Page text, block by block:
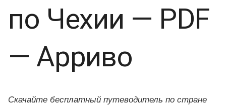
по Чехии — PDF
— Арриво
Скачайте бесплатный путеводитель по стране